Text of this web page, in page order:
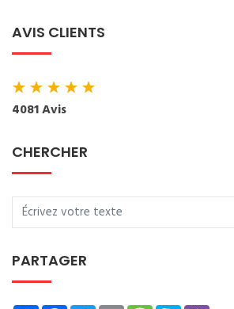
AVIS CLIENTS
★★★★★
4081 Avis
CHERCHER
PARTAGER